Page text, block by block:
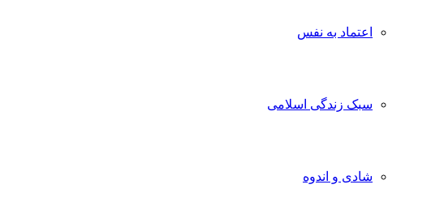
اعتماد به نفس
سبک زندگی اسلامی
شادی و اندوه